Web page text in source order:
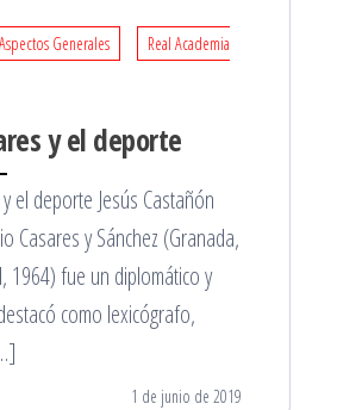
Aspectos Generales
Real Academia
y el deporte
el deporte Jesús Castañón
Casares y Sánchez (Granada,
1964) fue un diplomático y
como lexicógrafo,
1 de junio de 2019